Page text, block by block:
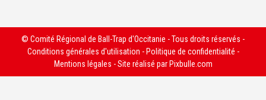
© Comité Régional de Ball-Trap d'Occitanie - Tous droits réservés -
Conditions générales d'utilisation - Politique de confidentialité -
Mentions légales - Site réalisé par Pixbulle.com